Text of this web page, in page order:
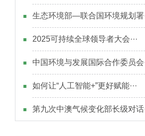
生态环境部—联合国环境规划署
2025可持续全球领导者大会···
中国环境与发展国际合作委员会
如何让“人工智能+”更好赋能···
第九次中澳气候变化部长级对话